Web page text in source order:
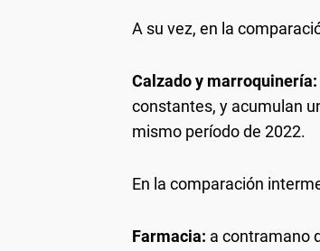
A su vez, en la
Calzado y marroquinería:
constantes, y acumulan
mismo período de 2022.
En la comparación
Farmacia: a contramano